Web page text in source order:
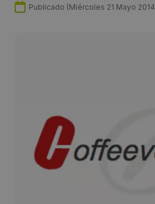
Publicado (Miércoles 21 Mayo 2014